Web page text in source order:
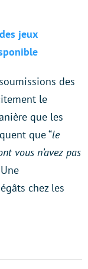
jeux
des
le
que les
que “le
vous n’avez pas
chez les